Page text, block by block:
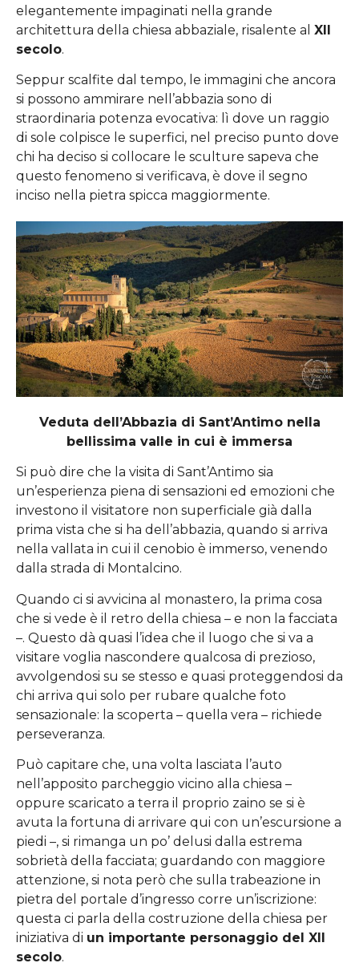
elegantemente impaginati nella grande
architettura della chiesa abbaziale, risalente al XII
secolo.
Seppur scalfite dal tempo, le immagini che ancora
si possono ammirare nell’abbazia sono di
straordinaria potenza evocativa: lì dove un raggio
di sole colpisce le superfici, nel preciso punto dove
chi ha deciso si collocare le sculture sapeva che
questo fenomeno si verificava, è dove il segno
inciso nella pietra spicca maggiormente.
Veduta dell’Abbazia di Sant’Antimo nella
bellissima valle in cui è immersa
Si può dire che la visita di Sant’Antimo sia
un’esperienza piena di sensazioni ed emozioni che
investono il visitatore non superficiale già dalla
prima vista che si ha dell’abbazia, quando si arriva
nella vallata in cui il cenobio è immerso, venendo
dalla strada di Montalcino.
Quando ci si avvicina al monastero, la prima cosa
che si vede è il retro della chiesa – e non la facciata
–. Questo dà quasi l’idea che il luogo che si va a
visitare voglia nascondere qualcosa di prezioso,
avvolgendosi su se stesso e quasi proteggendosi da
chi arriva qui solo per rubare qualche foto
sensazionale: la scoperta – quella vera – richiede
perseveranza.
Può capitare che, una volta lasciata l’auto
nell’apposito parcheggio vicino alla chiesa –
oppure scaricato a terra il proprio zaino se si è
avuta la fortuna di arrivare qui con un’escursione a
piedi –, si rimanga un po’ delusi dalla estrema
sobrietà della facciata; guardando con maggiore
attenzione, si nota però che sulla trabeazione in
pietra del portale d’ingresso corre un’iscrizione:
questa ci parla della costruzione della chiesa per
iniziativa di un importante personaggio del XII
secolo.